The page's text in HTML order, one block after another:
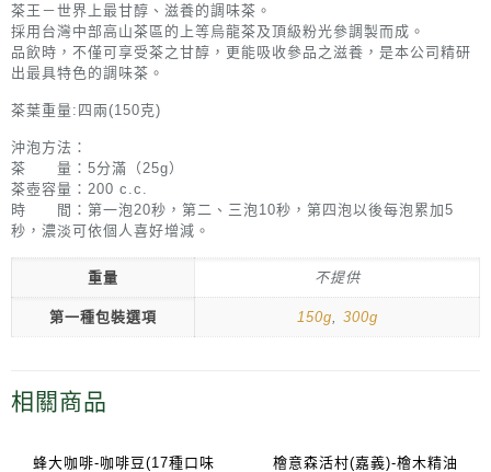
茶王－世界上最甘醇、滋養的調味茶。
採用台灣中部高山茶區的上等烏龍茶及頂級粉光參調製而成。
品飲時，不僅可享受茶之甘醇，更能吸收參品之滋養，是本公司精研
出最具特色的調味茶。
茶葉重量:四兩(150克)
沖泡方法：
茶 量：5分滿（25g）
茶壺容量：200 c.c.
時 間：第一泡20秒，第二、三泡10秒，第四泡以後每泡累加5
秒，濃淡可依個人喜好增減。
重量 不提供
第一種包裝選項 150g, 300g
相關商品
蜂大咖啡-咖啡豆(17種口味
檜意森活村(嘉義)-檜木精油